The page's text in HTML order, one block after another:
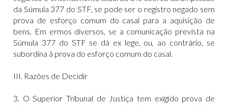
da Súmula 377 do STF, se pode ser o registro negado sem
prova de esforço comum do casal para a aquisição de
bens. Em ermos diversos, se a comunicação prevista na
Súmula 377 do STF se dá ex lege, ou, ao contrário, se
subordina à prova do esforço comum do casal.
III. Razões de Decidir
3. O Superior Tribunal de Justiça tem exigido prova de